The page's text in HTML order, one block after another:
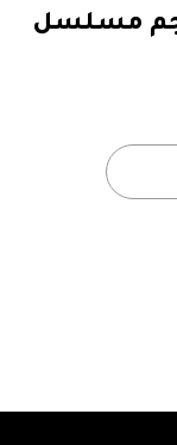
مسلسل